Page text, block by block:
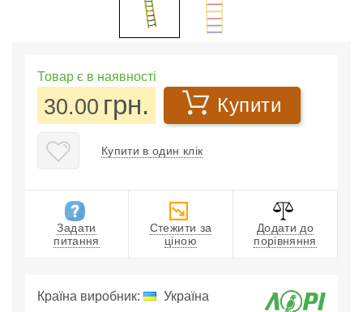
Товар є в наявності
30.00 грн. Купити
Купити в один клік
Задати
питання
Стежити за
ціною
Додати до
порівняння
Країна виробник:
Україна